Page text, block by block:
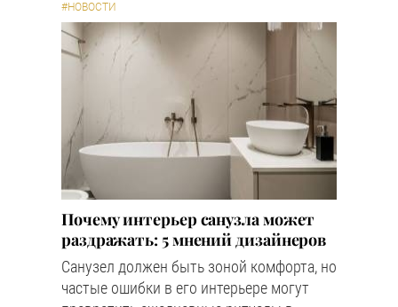
#НОВОСТИ
Почему интерьер санузла может
раздражать: 5 мнений дизайнеров
Санузел должен быть зоной комфорта, но
частые ошибки в его интерьере могут